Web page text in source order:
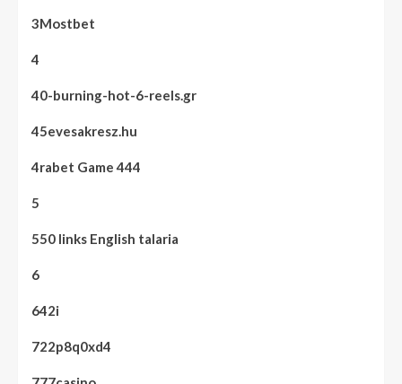
3Mostbet
4
40-burning-hot-6-reels.gr
45evesakresz.hu
4rabet Game 444
5
550 links English talaria
6
642i
722p8q0xd4